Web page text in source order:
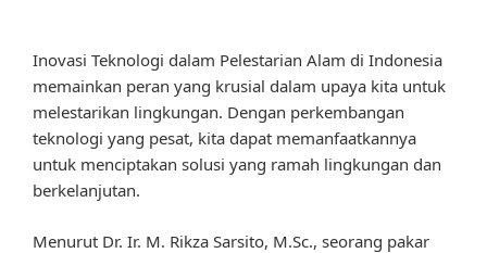
Inovasi Teknologi dalam Pelestarian Alam di Indonesia
memainkan peran yang krusial dalam upaya kita untuk
melestarikan lingkungan. Dengan perkembangan
teknologi yang pesat, kita dapat memanfaatkannya
untuk menciptakan solusi yang ramah lingkungan dan
berkelanjutan.
Menurut Dr. Ir. M. Rikza Sarsito, M.Sc., seorang pakar